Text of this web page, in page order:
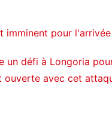
imminent pour
un défi à Longoria
avec cet